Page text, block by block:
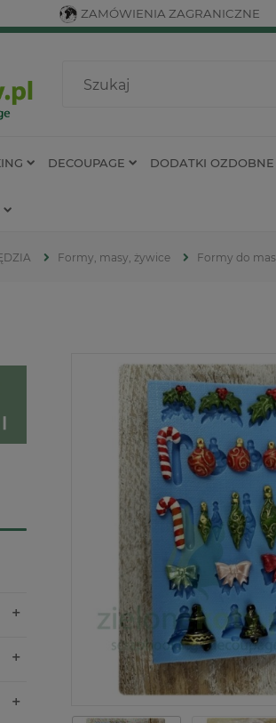
ZAMÓWIENIA ZAGRANICZNE
DECOUPAGE DODATKI OZDOBNE
Formy, masy, żywice Formy do